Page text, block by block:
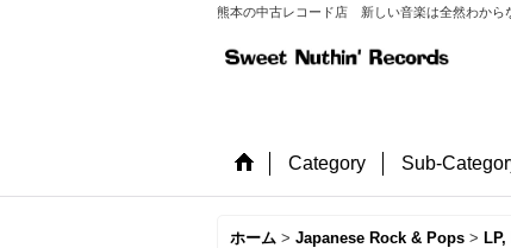
熊本の中古レコード店 新しい音楽は全然わから
Category Sub-
ホーム > Japanese Rock & Pops >